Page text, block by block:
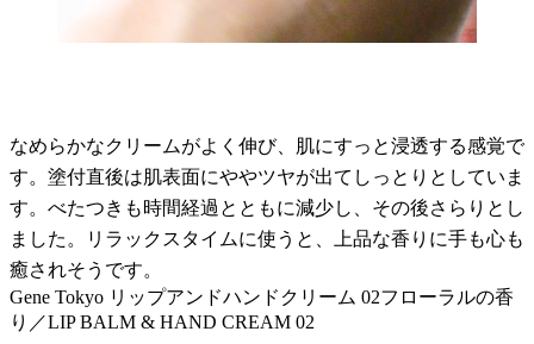
なめらかなクリームがよく伸び、肌にすっと浸透する感覚で
す。塗付直後は肌表面にややツヤが出てしっとりとしていま
す。べたつきも時間経過とともに減少し、その後さらりとし
ました。リラックスタイムに使うと、上品な香りに手も心も
癒されそうです。
Gene Tokyo リップアンドハンドクリーム 02フローラルの香
り／LIP BALM & HAND CREAM 02